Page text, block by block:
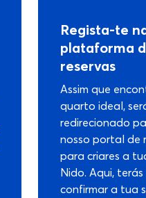
Regista-te
plataforma
reservas
Assim que
quarto ideal,
redirecionado
nosso portal de
para criares a
Nido. Aqui,
confirmar a tua